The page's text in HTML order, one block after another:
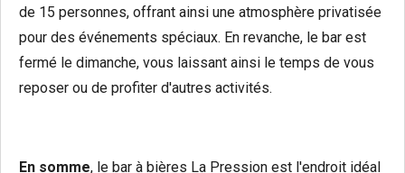
de 15 personnes, offrant ainsi une atmosphère privatisée
pour des événements spéciaux. En revanche, le bar est
fermé le dimanche, vous laissant ainsi le temps de vous
reposer ou de profiter d'autres activités.
En somme, le bar à bières La Pression est l'endroit idéal